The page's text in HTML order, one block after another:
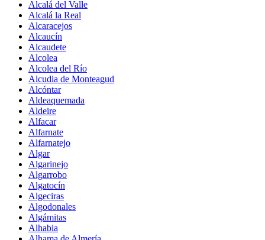
Alcalá del Valle
Alcalá la Real
Alcaracejos
Alcaucín
Alcaudete
Alcolea
Alcolea del Río
Alcudia de Monteagud
Alcóntar
Aldeaquemada
Aldeire
Alfacar
Alfarnate
Alfarnatejo
Algar
Algarinejo
Algarrobo
Algatocín
Algeciras
Algodonales
Algámitas
Alhabia